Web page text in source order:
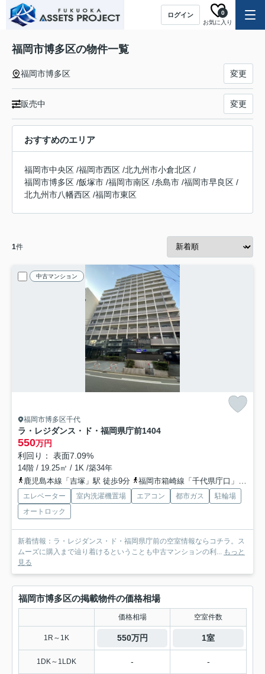
ログイン
お気に入り
0
福岡市博多区の物件一覧
福岡市博多区 変更
販売中 変更
おすすめのエリア
福岡市中央区 /福岡市西区 /北九州市小倉北区 /
福岡市博多区 /飯塚市 /福岡市南区 /糸島市 /福岡市早良区 /
北九州市八幡西区 /福岡市東区
1件
中古マンション
福岡市博多区千代
ラ・レジダンス・ド・福岡県庁前1404
550万円
利回り： 表面7.09%
14階 / 19.25㎡ / 1K /築34年
鹿児島本線「吉塚」駅 徒歩9分
福岡市箱崎線「千代県庁口」駅 徒歩9分
エレベーター 室内洗濯機置場 エアコン 都市ガス
駐輪場
オートロック
新着情報：ラ・レジダンス・ド・福岡県庁前の空室情報ならコチラ。ス
ムーズに購入まで辿り着けるということも中古マンションの利... もっと
見る
福岡市博多区の掲載物件の価格相場
価格相場 空室件数
1R～1K 550万円 1室
1DK～1LDK - -